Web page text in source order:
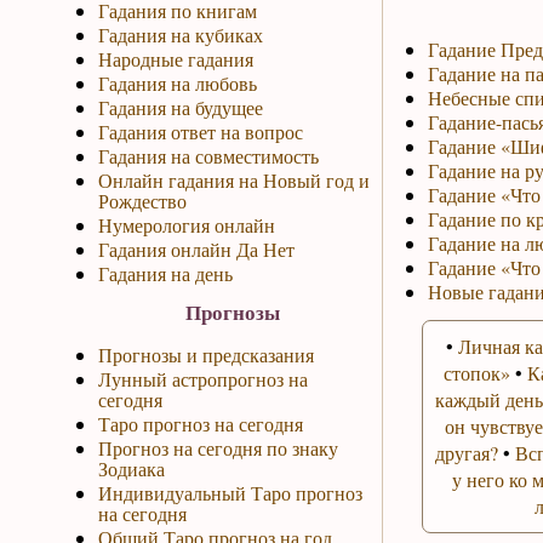
Гадания по книгам
Гадания на кубиках
Народные гадания
Гадания на любовь
Гадания на будущее
Гадания ответ на вопрос
Гадания на совместимость
Онлайн гадания на Новый год и
Рождество
Нумерология онлайн
Гадания онлайн Да Нет
Гадания на день
Прогнозы
Прогнозы и предсказания
Лунный астропрогноз на
сегодня
Таро прогноз на сегодня
Прогноз на сегодня по знаку
Зодиака
Индивидуальный Таро прогноз
на сегодня
Общий Таро прогноз на год
Гадание
Гадание на
Небесные
Гадание-
Гадание
Гадание на
Гадание
Гадание по
Гадание на
Гадание
Новые
• Личная
стопок» •
каждый день
он
другая?•
у него ко